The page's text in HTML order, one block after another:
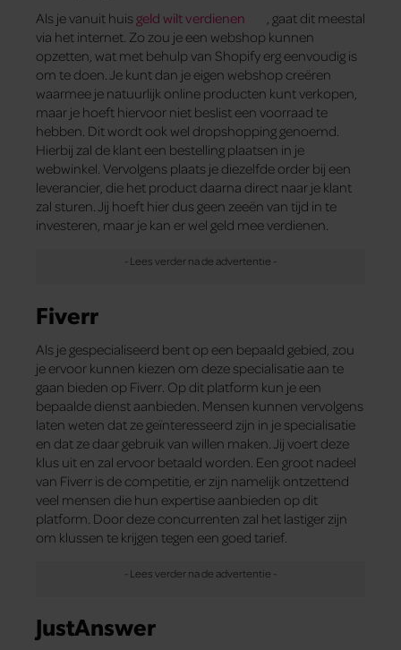
Als je vanuit huisgeld wilt verdienen
, gaat dit meestal
via het internet. Zo zou je een webshop kunnen
opzetten, wat met behulp van Shopify erg eenvoudig is
om te doen. Je kunt dan je eigen webshop creëren
waarmee je natuurlijk online producten kunt verkopen,
maar je hoeft hiervoor niet beslist een voorraad te
hebben. Dit wordt ook wel dropshopping genoemd.
Hierbij zal de klant een bestelling plaatsen in je
webwinkel. Vervolgens plaats je diezelfde order bij een
leverancier, die het product daarna direct naar je klant
zal sturen. Jij hoeft hier dus geen zeeën van tijd in te
investeren, maar je kan er wel geld mee verdienen.
Fiverr
Als je gespecialiseerd bent op een bepaald gebied, zou
je ervoor kunnen kiezen om deze specialisatie aan te
gaan bieden op Fiverr. Op dit platform kun je een
bepaalde dienst aanbieden. Mensen kunnen vervolgens
laten weten dat ze geïnteresseerd zijn in je specialisatie
en dat ze daar gebruik van willen maken. Jij voert deze
klus uit en zal ervoor betaald worden. Een groot nadeel
van Fiverr is de competitie, er zijn namelijk ontzettend
veel mensen die hun expertise aanbieden op dit
platform. Door deze concurrenten zal het lastiger zijn
om klussen te krijgen tegen een goed tarief.
JustAnswer